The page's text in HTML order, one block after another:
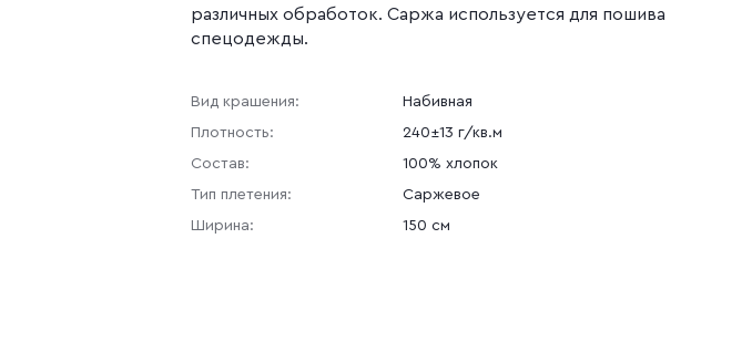
различных обработок. Саржа используется для пошива
спецодежды.
Вид крашения:
Набивная
Плотность:
240±13 г/кв.м
Состав:
100% хлопок
Тип плетения:
Саржевое
Ширина:
150 см